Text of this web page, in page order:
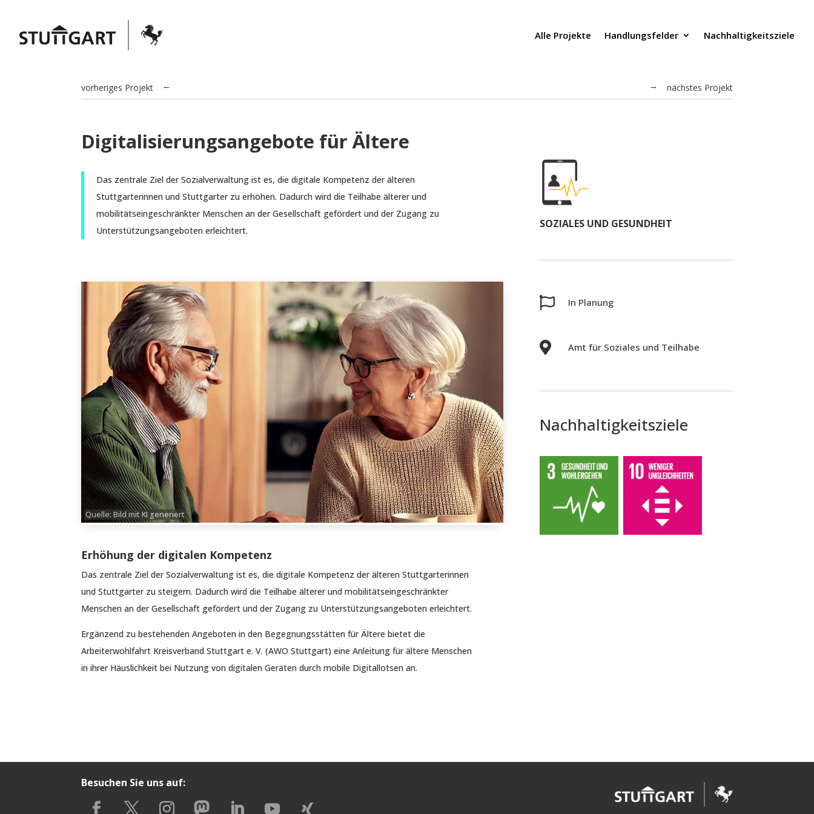
Alle Projekte Handlungsfelder Nachhaltigkeitsziele
← nächstes Projekt
vorheriges Projekt →
Digitalisierungsangebote für Ältere
Das zentrale Ziel der Sozialverwaltung ist es, die digitale Kompetenz der älteren
Stuttgarterinnen und Stuttgarter zu erhöhen. Dadurch wird die Teilhabe älterer und
mobilitätseingeschränkter Menschen an der Gesellschaft gefördert und der Zugang zu
Unterstützungsangeboten erleichtert.
Quelle: Bild mit KI generiert
Erhöhung der digitalen Kompetenz
Das zentrale Ziel der Sozialverwaltung ist es, die digitale Kompetenz der älteren Stuttgarterinnen
und Stuttgarter zu steigern. Dadurch wird die Teilhabe älterer und mobilitätseingeschränkter
Menschen an der Gesellschaft gefördert und der Zugang zu Unterstützungsangeboten erleichtert.
Ergänzend zu bestehenden Angeboten in den Begegnungsstätten für Ältere bietet die
Arbeiterwohlfahrt Kreisverband Stuttgart e. V. (AWO Stuttgart) eine Anleitung für ältere Menschen
in ihrer Häuslichkeit bei Nutzung von digitalen Geräten durch mobile Digitallotsen an.
SOZIALES UND GESUNDHEIT
 In Planung
 Amt für Soziales und Teilhabe
Nachhaltigkeitsziele
Besuchen Sie uns auf: